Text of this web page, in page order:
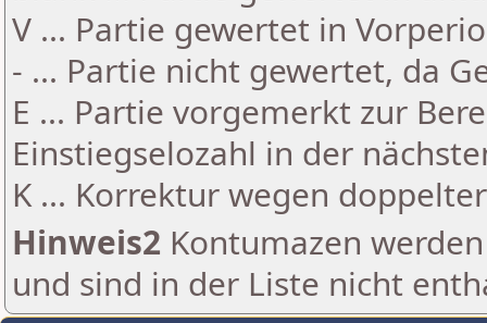
V ... Partie gewertet in
- ... Partie nicht gewertet, da
E ... Partie vorgemerkt zur
Einstiegselozahl in der
K ... Korrektur wegen
Hinweis2 Kontumazen
und sind in der Liste nicht